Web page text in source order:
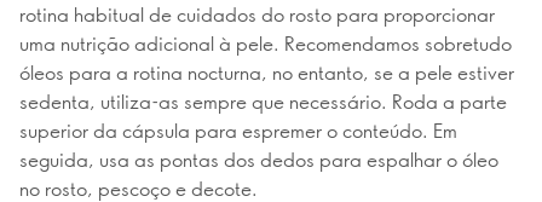
rotina habitual de cuidados do rosto para proporcionar
uma nutrição adicional à pele. Recomendamos sobretudo
óleos para a rotina nocturna, no entanto, se a pele estiver
sedenta, utiliza-as sempre que necessário. Roda a parte
superior da cápsula para espremer o conteúdo. Em
seguida, usa as pontas dos dedos para espalhar o óleo
no rosto, pescoço e decote.